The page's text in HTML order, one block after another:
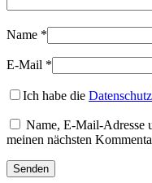
Name *
E-Mail *
Ich habe die
Name, E-Mail-Adresse
meinen nächsten